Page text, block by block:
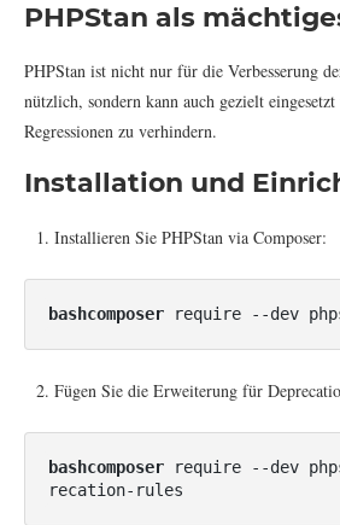
PHPStan als
PHPStan ist nicht nur für die Verbesserung
nützlich, sondern kann auch gezielt
Regressionen zu verhindern.
Installation und
Installieren Sie PHPStan via Composer:
bashcomposer
Fügen Sie die Erweiterung für
bashcomposer require --dev